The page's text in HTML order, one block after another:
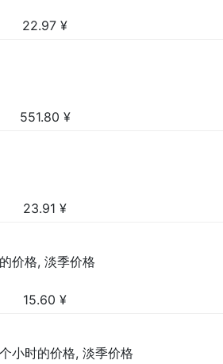
22.97 ¥
551.80 ¥
23.91 ¥
价格, 淡季价格
15.60 ¥
小时的价格, 淡季价格